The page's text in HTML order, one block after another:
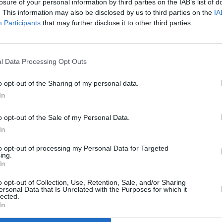
of your personal information by third parties on the IAB’s list of
This information may also be disclosed by us to third parties on the
Participants that may further disclose it to other third parties.
Data Processing Opt Outs
opt-out of the Sharing of my personal data.
opt-out of the Sale of my Personal Data.
opt-out of processing my Personal Data for Targeted
opt-out of Collection, Use, Retention, Sale, and/or Sharing
Data that Is Unrelated with the Purposes for which it
σημαντικά...
2025
η πληροφορία που δημοσίευσε πρόσφατα το Sofokleousin.gr, ότι ο
εξαγοράζει τον τηλεοπτικό σταθμό«Έψιλον» και τον μετατρέπει
2024
εξαγόρασε το «Έψιλον» και το μετατρέπει
κανάλι
συζητήσεων και διαπραγματεύσεων με ιδιοκτήτες μκρών